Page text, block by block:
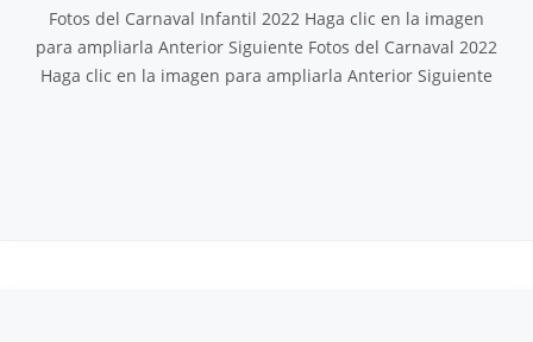
Fotos del Carnaval Infantil 2022 Haga clic en la imagen
para ampliarla Anterior Siguiente Fotos del Carnaval 2022
Haga clic en la imagen para ampliarla Anterior Siguiente